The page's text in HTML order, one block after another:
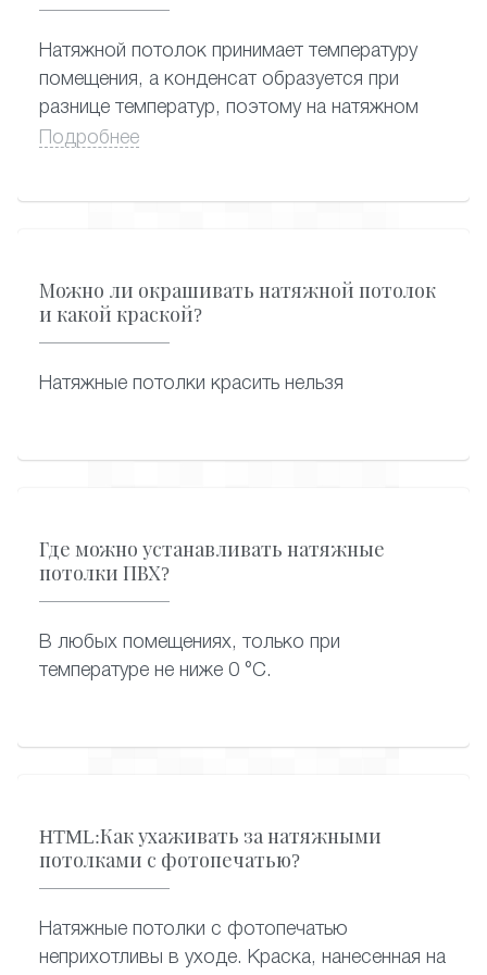
Натяжной потолок принимает температуру
помещения, а конденсат образуется при
разнице температур, поэтому на натяжном
потолке не собирается конденсат.
Подробнее
Можно ли окрашивать натяжной потолок
и какой краской?
Натяжные потолки красить нельзя
Где можно устанавливать натяжные
потолки ПВХ?
В любых помещениях, только при
температуре не ниже 0 °C.
HTML:Как ухаживать за натяжными
потолками с фотопечатью?
Натяжные потолки с фотопечатью
неприхотливы в уходе. Краска, нанесенная на